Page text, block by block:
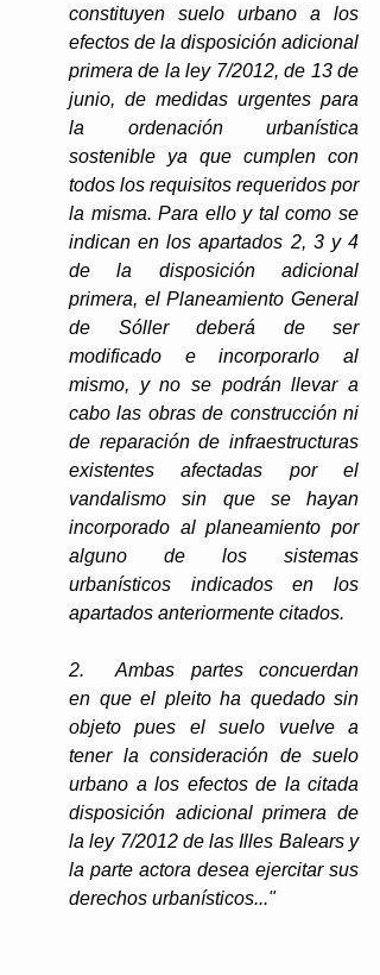
constituyen suelo urbano a los
efectos de la disposición adicional
primera de la ley 7/2012, de 13 de
junio, de medidas urgentes para
la ordenación urbanística
sostenible ya que cumplen con
todos los requisitos requeridos por
la misma. Para ello y tal como se
indican en los apartados 2, 3 y 4
de la disposición adicional
primera, el Planeamiento General
de Sóller deberá de ser
modificado e incorporarlo al
mismo, y no se podrán llevar a
cabo las obras de construcción ni
de reparación de infraestructuras
existentes afectadas por el
vandalismo sin que se hayan
incorporado al planeamiento por
alguno de los sistemas
urbanísticos indicados en los
apartados anteriormente citados.
2.  Ambas partes concuerdan
en que el pleito ha quedado sin
objeto pues el suelo vuelve a
tener la consideración de suelo
urbano a los efectos de la citada
disposición adicional primera de
la ley 7/2012 de las Illes Balears y
la parte actora desea ejercitar sus
derechos urbanísticos..."